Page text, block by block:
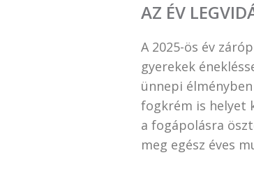
AZ ÉV
A 2025-ös év
gyerekek
ünnepi
fogkrém is helyet
a fogápolásra
meg egész éves